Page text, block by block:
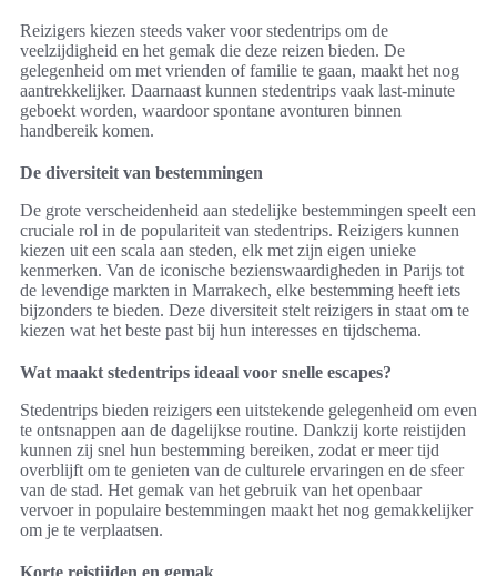
Reizigers kiezen steeds vaker voor stedentrips om de
veelzijdigheid en het gemak die deze reizen bieden. De
gelegenheid om met vrienden of familie te gaan, maakt het nog
aantrekkelijker. Daarnaast kunnen stedentrips vaak last-minute
geboekt worden, waardoor spontane avonturen binnen
handbereik komen.
De diversiteit van bestemmingen
De grote verscheidenheid aan stedelijke bestemmingen speelt een
cruciale rol in de populariteit van stedentrips. Reizigers kunnen
kiezen uit een scala aan steden, elk met zijn eigen unieke
kenmerken. Van de iconische bezienswaardigheden in Parijs tot
de levendige markten in Marrakech, elke bestemming heeft iets
bijzonders te bieden. Deze diversiteit stelt reizigers in staat om te
kiezen wat het beste past bij hun interesses en tijdschema.
Wat maakt stedentrips ideaal voor snelle escapes?
Stedentrips bieden reizigers een uitstekende gelegenheid om even
te ontsnappen aan de dagelijkse routine. Dankzij korte reistijden
kunnen zij snel hun bestemming bereiken, zodat er meer tijd
overblijft om te genieten van de culturele ervaringen en de sfeer
van de stad. Het gemak van het gebruik van het openbaar
vervoer in populaire bestemmingen maakt het nog gemakkelijker
om je te verplaatsen.